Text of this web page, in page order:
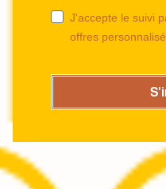
J'accepte le suivi
offres